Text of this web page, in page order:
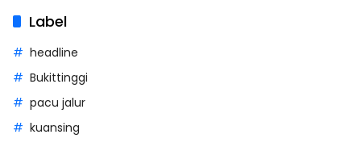
Label
headline
Bukittinggi
pacu jalur
kuansing